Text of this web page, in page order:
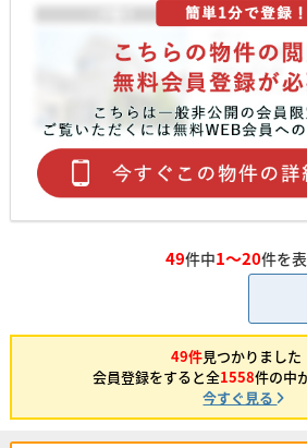
49件中1～20件を
49件見つかりました
会員登録をすると全1558件の中
今すぐ見る